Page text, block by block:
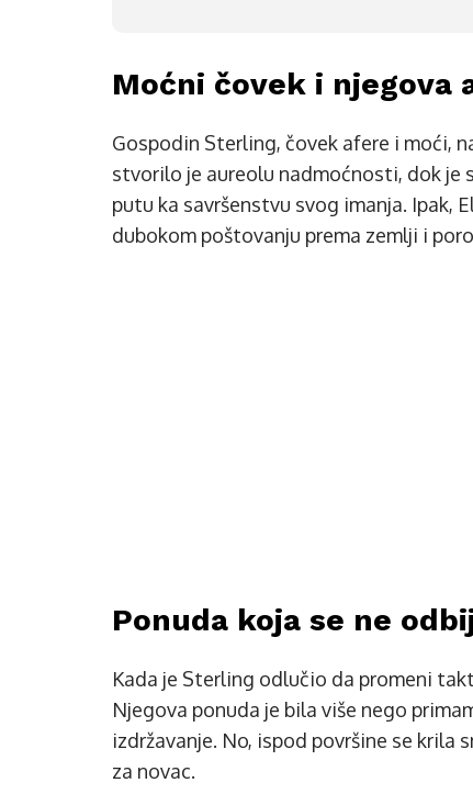
Moćni čovek i njegova
Gospodin Sterling, čovek afere i moći,
stvorilo je aureolu nadmoćnosti, dok je
putu ka savršenstvu svog imanja. Ipak,
dubokom poštovanju prema zemlji i
Ponuda koja se ne
Kada je Sterling odlučio da promeni
Njegova ponuda je bila više nego
izdržavanje. No, ispod površine se krila
za novac.